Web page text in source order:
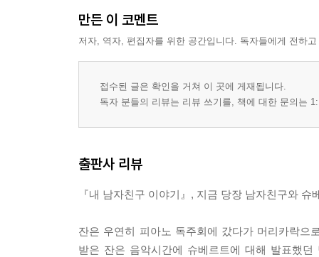
만든 이 코멘트
저자, 역자, 편집자를 위한 공간입니다. 독자들에게 전하
접수된 글은 확인을 거쳐 이 곳에 게재됩니다.
독자 분들의 리뷰는 리뷰 쓰기를, 책에 대한 문의는
출판사 리뷰
『내 남자친구 이야기』, 지금 당장 남자친구와
잔은 우연히 피아노 독주회에 갔다가 머리카락으
받은 잔은 음악시간에 슈베르트에 대해 발표했